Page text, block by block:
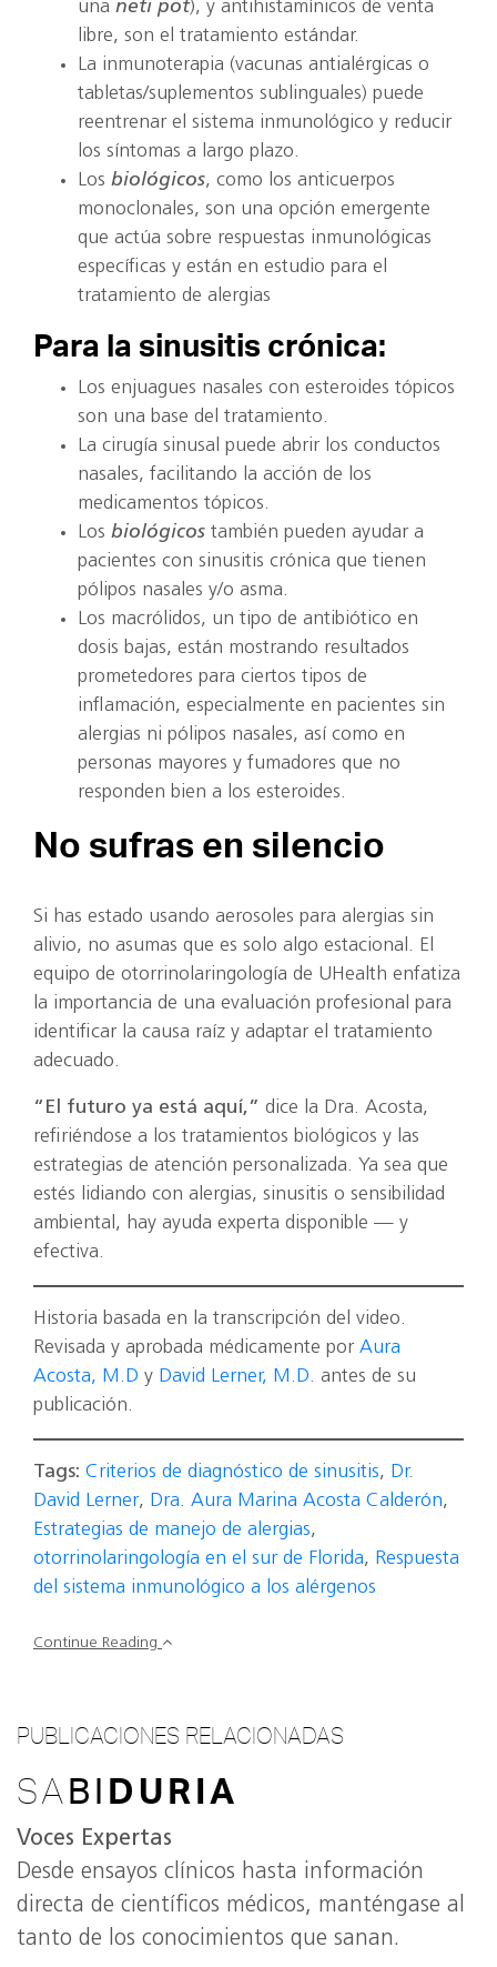
una neti pot), y antihistamínicos de venta
libre, son el tratamiento estándar.
La inmunoterapia (vacunas antialérgicas o
tabletas/suplementos sublinguales) puede
reentrenar el sistema inmunológico y reducir
los síntomas a largo plazo.
Los biológicos, como los anticuerpos
monoclonales, son una opción emergente
que actúa sobre respuestas inmunológicas
específicas y están en estudio para el
tratamiento de alergias
Para la sinusitis crónica:
Los enjuagues nasales con esteroides tópicos
son una base del tratamiento.
La cirugía sinusal puede abrir los conductos
nasales, facilitando la acción de los
medicamentos tópicos.
Los biológicos también pueden ayudar a
pacientes con sinusitis crónica que tienen
pólipos nasales y/o asma.
Los macrólidos, un tipo de antibiótico en
dosis bajas, están mostrando resultados
prometedores para ciertos tipos de
inflamación, especialmente en pacientes sin
alergias ni pólipos nasales, así como en
personas mayores y fumadores que no
responden bien a los esteroides.
No sufras en silencio
Si has estado usando aerosoles para alergias sin
alivio, no asumas que es solo algo estacional. El
equipo de otorrinolaringología de UHealth enfatiza
la importancia de una evaluación profesional para
identificar la causa raíz y adaptar el tratamiento
adecuado.
“El futuro ya está aquí,” dice la Dra. Acosta,
refiriéndose a los tratamientos biológicos y las
estrategias de atención personalizada. Ya sea que
estés lidiando con alergias, sinusitis o sensibilidad
ambiental, hay ayuda experta disponible — y
efectiva.
Historia basada en la transcripción del video.
Revisada y aprobada médicamente por Aura
Acosta, M.D y David Lerner, M.D. antes de su
publicación.
Tags: Criterios de diagnóstico de sinusitis, Dr.
David Lerner, Dra. Aura Marina Acosta Calderón,
Estrategias de manejo de alergias,
otorrinolaringología en el sur de Florida, Respuesta
del sistema inmunológico a los alérgenos
Continue Reading
PUBLICACIONES RELACIONADAS
SA BI DURIA
Voces Expertas
Desde ensayos clínicos hasta información
directa de científicos médicos, manténgase al
tanto de los conocimientos que sanan.